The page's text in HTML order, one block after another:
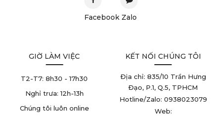
Facebook Zalo
GIỜ LÀM VIỆC
T2-T7: 8h30 - 17h30
Nghỉ trưa: 12h-13h
Chúng tôi luôn online
KẾT NỐI CHÚNG TÔI
Địa chỉ: 835/10 Trần Hưng
Đạo, P.1, Q.5, TPHCM
Hotline/Zalo: 0938023079
Web: